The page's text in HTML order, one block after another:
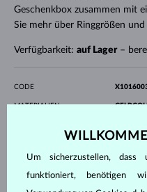
Geschenkbox zusammen mit
Sie mehr über Ringgrößen und
Verfügbarkeit: auf Lager–
CODE
MATERIALIEN
PROFIL
EDELSTEINE OHNE
BREITE 2.50 mm
Um sicherzustellen, dass
funktioniert, benötigen